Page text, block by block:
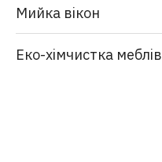
Мийка вікон
Еко-хімчистка меблів